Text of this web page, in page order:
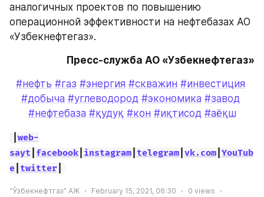
аналогичных проектов по повышению
операционной эффективности на нефтебазах АО
«Узбекнефтегаз».
Пресс-служба АО «Узбекнефтегаз»
#нефть #газ #энергия #скважин #инвестиция
#добыча #углеводород #экономика #завод
#нефтебаза #қудуқ #кон #иқтисод #аёқш
web-
sayt facebook instagram telegram vk.com YouTub
e twitter
“Ўзбекнефтгаз” АЖ February 15, 2021, 06:30 0 views